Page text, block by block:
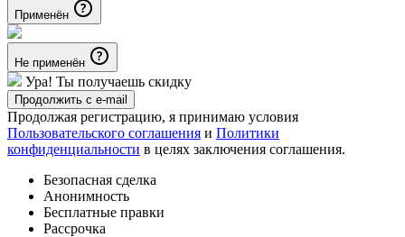
Применён
Не применён
Ура! Ты получаешь скидку
Продолжить с e-mail
Продолжая регистрацию, я принимаю условия
Пользовательского соглашения и Политики
конфиденциальности в целях заключения соглашения.
Безопасная сделка
Анонимность
Бесплатные правки
Рассрочка